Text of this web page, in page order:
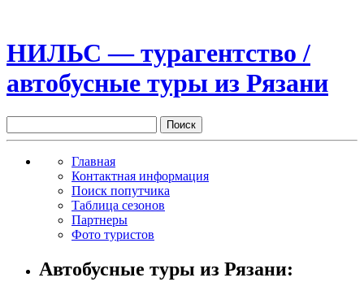
НИЛЬС — турагентство /
автобусные туры из Рязани
Главная
Контактная информация
Поиск попутчика
Таблица сезонов
Партнеры
Фото туристов
Автобусные туры из Рязани: